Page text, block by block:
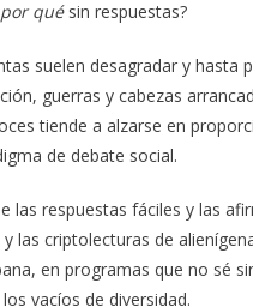
por quésin respuestas?
suelen desagradar y hasta
guerras y cabezas
tiende a alzarse en
de debate social.
las respuestas fáciles y las
las criptolecturas de
en programas que no sé
vacíos de diversidad.